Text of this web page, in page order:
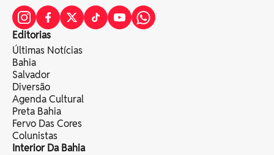
Editorias
Últimas Notícias
Bahia
Salvador
Diversão
Agenda Cultural
Preta Bahia
Fervo Das Cores
Colunistas
Interior Da Bahia